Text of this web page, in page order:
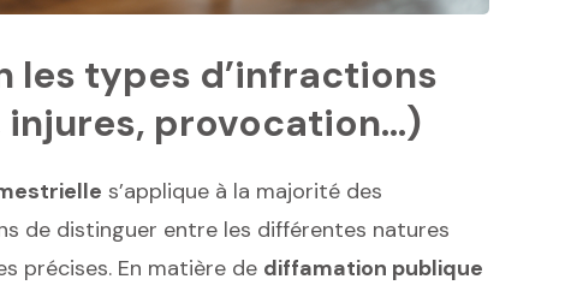
les types d’infractions
provocation…)
s’applique à la majorité des
de distinguer entre les différentes natures
précises. En matière de diffamation publique